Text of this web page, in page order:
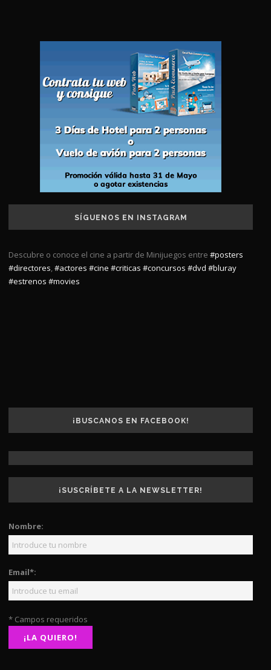
SÍGUENOS EN INSTAGRAM
Descubre o conoce el cine a partir de Minijuegos entre #posters
#directores,#actores #cine #criticas #concursos #dvd #bluray
#estrenos #movies
¡BUSCANOS EN FACEBOOK!
¡SUSCRÍBETE A LA NEWSLETTER!
Nombre:
Email*:
* Campos requeridos